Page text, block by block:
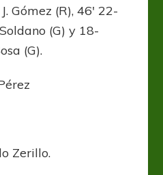
Gómez (R), 46′ 22-
(G) y 18-
(G).
Zerillo.